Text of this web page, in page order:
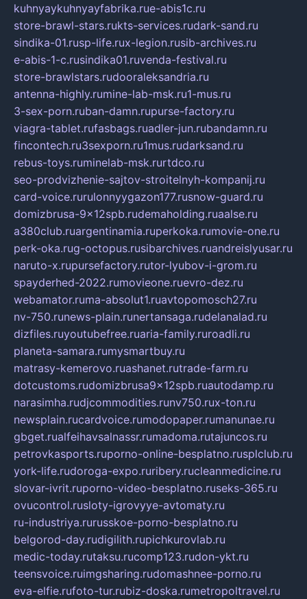
kuhnyaykuhnyayfabrika.rue-abis1c.ru
store-brawl-stars.rukts-services.rudark-sand.ru
sindika-01.rusp-life.rux-legion.rusib-archives.ru
e-abis-1-c.rusindika01.ruvenda-festival.ru
store-brawlstars.rudooraleksandria.ru
antenna-highly.rumine-lab-msk.ru1-mus.ru
3-sex-porn.ruban-damn.rupurse-factory.ru
viagra-tablet.rufasbags.ruadler-jun.rubandamn.ru
fincontech.ru3sexporn.ru1mus.rudarksand.ru
rebus-toys.ruminelab-msk.rurtdco.ru
seo-prodvizhenie-sajtov-stroitelnyh-kompanij.ru
card-voice.rurulonnyygazon177.rusnow-guard.ru
domizbrusa-9x12spb.rudemaholding.ruaalse.ru
a380club.ruargentinamia.ruperkoka.rumovie-one.ru
perk-oka.rug-octopus.rusibarchives.ruandreislyusar.ru
naruto-x.rupursefactory.rutor-lyubov-i-grom.ru
spayderhed-2022.rumovieone.ruevro-dez.ru
webamator.ruma-absolut1.ruavtopomosch27.ru
nv-750.runews-plain.runertansaga.rudelanalad.ru
dizfiles.ruyoutubefree.ruaria-family.ruroadli.ru
planeta-samara.rumysmartbuy.ru
matrasy-kemerovo.ruashanet.rutrade-farm.ru
dotcustoms.rudomizbrusa9x12spb.ruautodamp.ru
narasimha.rudjcommodities.runv750.rux-ton.ru
newsplain.rucardvoice.rumodopaper.rumanunae.ru
gbget.rualfeihavsalnassr.rumadoma.rutajuncos.ru
petrovkasports.ruporno-online-besplatno.rusplclub.ru
york-life.rudoroga-expo.ruribery.rucleanmedicine.ru
slovar-ivrit.ruporno-video-besplatno.ruseks-365.ru
ovucontrol.rusloty-igrovyye-avtomaty.ru
ru-industriya.rurusskoe-porno-besplatno.ru
belgorod-day.rudigilith.rupichkurovlab.ru
medic-today.rutaksu.rucomp123.rudon-ykt.ru
teensvoice.ruimgsharing.rudomashnee-porno.ru
eva-elfie.rufoto-tur.rubiz-doska.rumetropoltravel.ru